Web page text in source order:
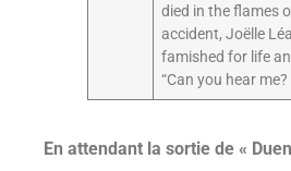
died in the flames
accident, Joëlle
famished for life
“Can you hear
En attendant la sortie de «